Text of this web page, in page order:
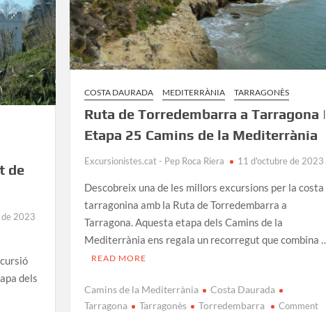
de
2023
dels
COSTA DAURADA MEDITERRÀNIA TARRAGONÈS
Ruta de Torredembarra a Tarragona |
Etapa 25 Camins de la Mediterrània
Excursionistes.cat - Pep Roca Riera 11 d'octubre de 2023
Descobreix una de les millors excursions per la costa
tarragonina amb la Ruta de Torredembarra a
Tarragona. Aquesta etapa dels Camins de la
Mediterrània ens regala un recorregut que combina …
READ MORE
Camins de la Mediterrània
Costa Daurada
Tarragona
Tarragonès Torredembarra Commenton